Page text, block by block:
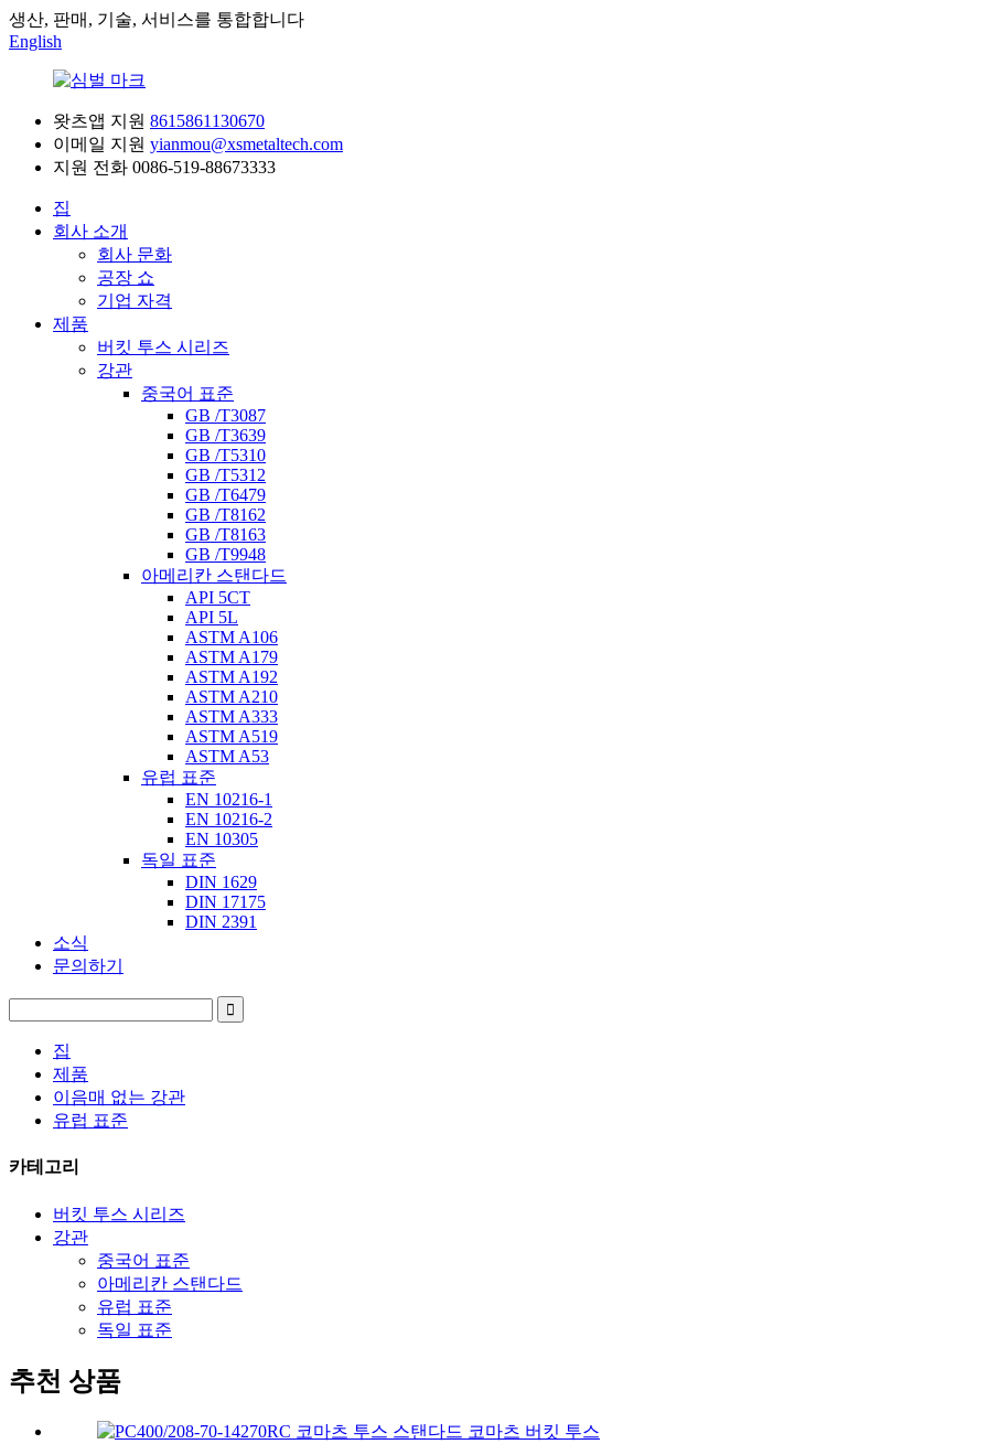
생산, 판매, 기술, 서비스를 통합합니다
English
왓츠앱 지원 8615861130670
이메일 지원 yianmou@xsmetaltech.com
지원 전화 0086-519-88673333
집
회사 소개
회사 문화
공장 쇼
기업 자격
제품
버킷 투스 시리즈
강관
중국어 표준
GB /T3087
GB /T3639
GB /T5310
GB /T5312
GB /T6479
GB /T8162
GB /T8163
GB /T9948
아메리칸 스탠다드
API 5CT
API 5L
ASTM A106
ASTM A179
ASTM A192
ASTM A210
ASTM A333
ASTM A519
ASTM A53
유럽 ​​표준
EN 10216-1
EN 10216-2
EN 10305
독일 표준
DIN 1629
DIN 17175
DIN 2391
소식
문의하기
집
제품
이음매 없는 강관
유럽 ​​표준
카테고리
버킷 투스 시리즈
강관
중국어 표준
아메리칸 스탠다드
유럽 ​​표준
독일 표준
추천 상품